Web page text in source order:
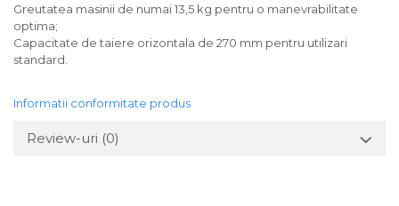
Greutatea masinii de numai 13,5 kg pentru o manevrabilitate
optima;
Capacitate de taiere orizontala de 270 mm pentru utilizari
standard.
Informatii conformitate produs
Review-uri (0)